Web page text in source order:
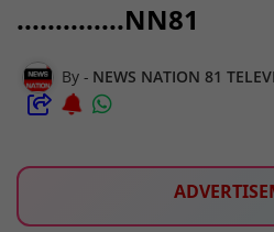
..............NN81
NEWS NATION 81